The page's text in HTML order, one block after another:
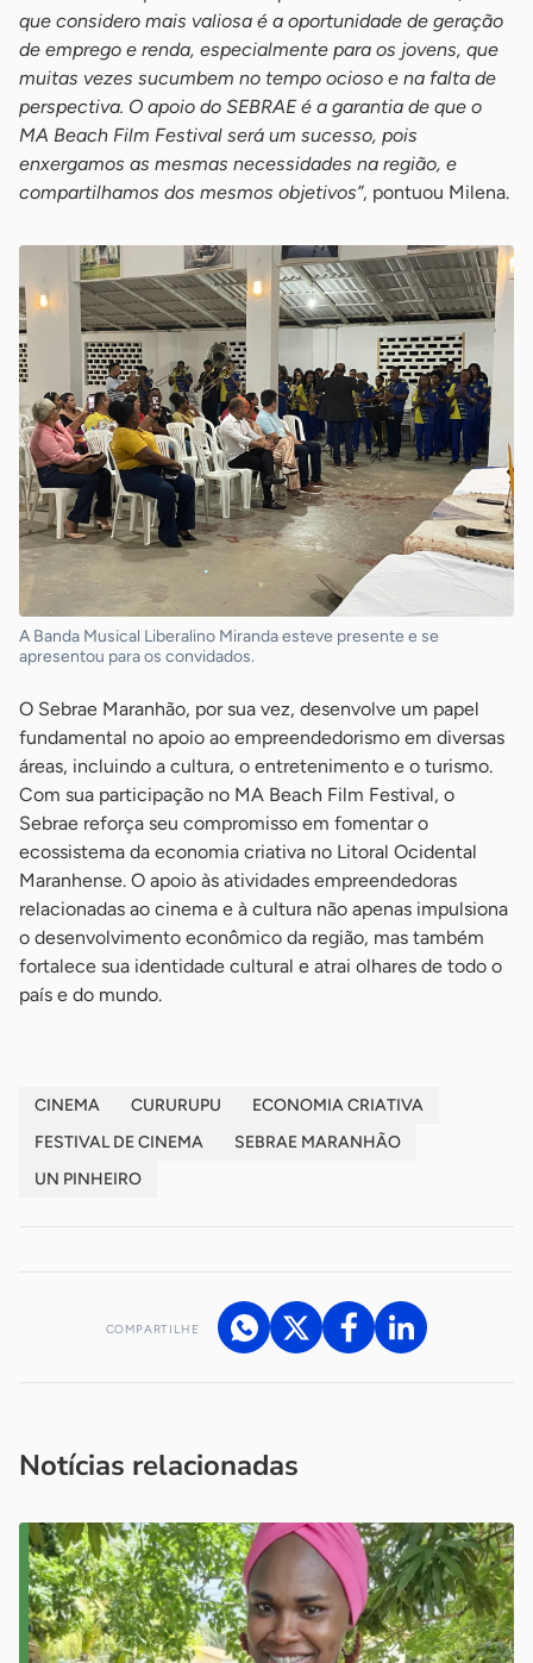
que considero mais valiosa é a oportunidade de geração
de emprego e renda, especialmente para os jovens, que
muitas vezes sucumbem no tempo ocioso e na falta de
perspectiva. O apoio do SEBRAE é a garantia de que o
MA Beach Film Festival será um sucesso, pois
enxergamos as mesmas necessidades na região, e
compartilhamos dos mesmos objetivos”, pontuou Milena.
A Banda Musical Liberalino Miranda esteve presente e se
apresentou para os convidados.
O Sebrae Maranhão, por sua vez, desenvolve um papel
fundamental no apoio ao empreendedorismo em diversas
áreas, incluindo a cultura, o entretenimento e o turismo.
Com sua participação no MA Beach Film Festival, o
Sebrae reforça seu compromisso em fomentar o
ecossistema da economia criativa no Litoral Ocidental
Maranhense. O apoio às atividades empreendedoras
relacionadas ao cinema e à cultura não apenas impulsiona
o desenvolvimento econômico da região, mas também
fortalece sua identidade cultural e atrai olhares de todo o
país e do mundo.
CINEMA CURURUPU
ECONOMIA CRIATIVA
FESTIVAL DE CINEMA
SEBRAE MARANHÃO
UN PINHEIRO
COMPARTILHE
Notícias relacionadas